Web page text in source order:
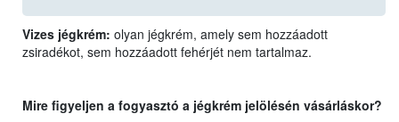
Vizes jégkrém: olyan jégkrém, amely sem hozzáadott
zsiradékot, sem hozzáadott fehérjét nem tartalmaz.
Mire figyeljen a fogyasztó a jégkrém jelölésén vásárláskor?